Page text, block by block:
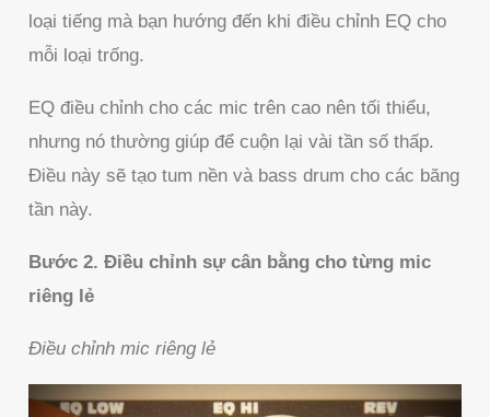
loại tiếng mà bạn hướng đến khi điều chỉnh EQ cho
mỗi loại trống.
EQ điều chỉnh cho các mic trên cao nên tối thiểu,
nhưng nó thường giúp để cuộn lại vài tần số thấp.
Điều này sẽ tạo tum nền và bass drum cho các băng
tần này.
Bước 2. Điều chỉnh sự cân bằng cho từng mic
riêng lẻ
Điều chỉnh mic riêng lẻ